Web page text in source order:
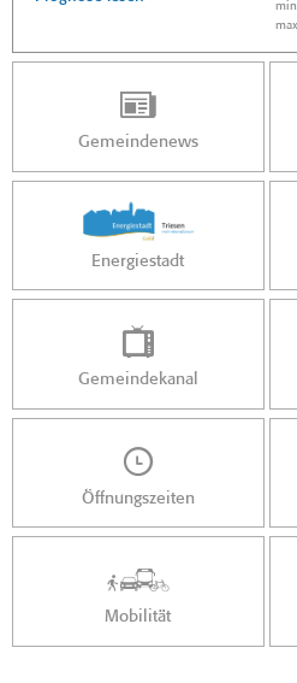
min
max
Gemeindenews
Energiestadt
Gemeindekanal
Öffnungszeiten
Mobilität